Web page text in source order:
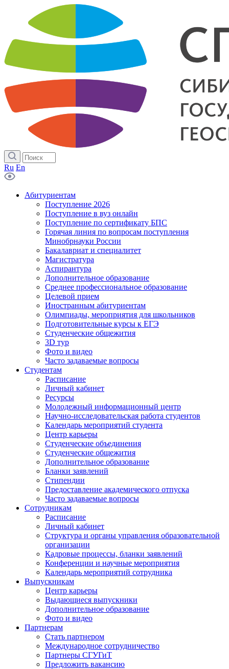
Ru En
Абитуриентам
Поступление 2026
Поступление в вуз онлайн
Поступление по сертификату БПС
Горячая линия по вопросам поступления
Минобрнауки России
Бакалавриат и специалитет
Магистратура
Аспирантура
Дополнительное образование
Среднее профессиональное образование
Целевой прием
Иностранным абитуриентам
Олимпиады, мероприятия для школьников
Подготовительные курсы к ЕГЭ
Студенческие общежития
3D тур
Фото и видео
Часто задаваемые вопросы
Студентам
Расписание
Личный кабинет
Ресурсы
Молодежный информационный центр
Научно-исследовательская работа студентов
Календарь мероприятий студента
Центр карьеры
Студенческие объединения
Студенческие общежития
Дополнительное образование
Бланки заявлений
Стипендии
Предоставление академического отпуска
Часто задаваемые вопросы
Сотрудникам
Расписание
Личный кабинет
Структура и органы управления образовательной
организации
Кадровые процессы, бланки заявлений
Конференции и научные мероприятия
Календарь мероприятий сотрудника
Выпускникам
Центр карьеры
Выдающиеся выпускники
Дополнительное образование
Фото и видео
Партнерам
Стать партнером
Международное сотрудничество
Партнеры СГУГиТ
Предложить вакансию